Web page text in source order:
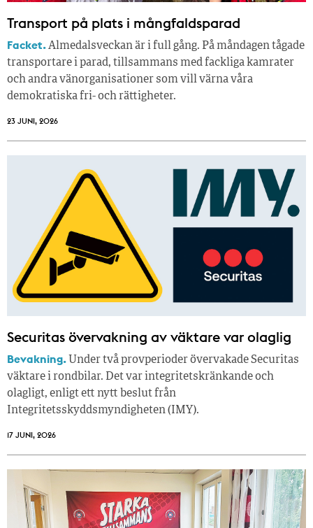
Transport på plats i mångfaldsparad
Facket.Almedalsveckan är i full gång. På måndagen tågade
transportare i parad, tillsammans med fackliga kamrater
och andra vänorganisationer som vill värna våra
demokratiska fri- och rättigheter.
23 JUNI, 2026
Securitas övervakning av väktare var olaglig
Bevakning. Under två provperioder övervakade Securitas
väktare i rondbilar. Det var integritetskränkande och
olagligt, enligt ett nytt beslut från
Integritetsskyddsmyndigheten (IMY).
17 JUNI, 2026